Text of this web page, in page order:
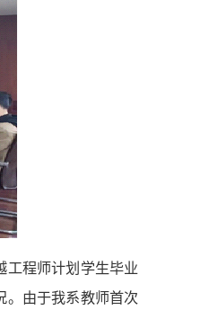
工程师计划学生毕业
。由于我系教师首次